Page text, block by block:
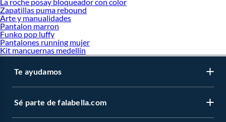
Zapatillas puma rebound
Arte y manualidades
Pantalon marron
Funko pop luffy
Pantalones running mujer
Kit mancuernas medellin
Te ayudamos
Sé parte de falabella.com